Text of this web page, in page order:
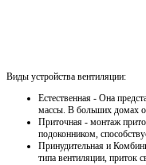
Виды устройства вентиляции:
Естественная - Она
массы. В больших домах
Приточная - монтаж
подоконником,
Принудительная и
типа вентиляции, приток